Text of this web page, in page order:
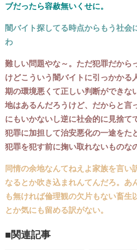
ブだったら容赦無いくせに。
闇バイト探してる時点からもう社会
わ
難しい問題やな～。ただ犯罪だから
けどこういう闇バイトに引っかかる
期の環境悪くて正しい判断ができな
地はあるんだろうけど、だからと言
にもいかないし逆に社会的に見捨て
犯罪に加担して治安悪化の一途をた
犯罪を犯す前に掬い取れないものな
同情の余地なんてねえよ家族を言い
なるとか吹き込まれんてんだろ。あ
も無ければ倫理観の欠片もない畜生
とか気にも留める訳がない。
■関連記事